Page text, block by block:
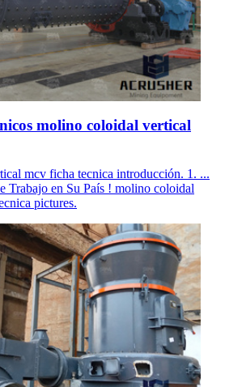
molino coloidal vertical
mcv ficha tecnica introducción. 1. ...
Trabajo en Su País ! molino coloidal
pictures.